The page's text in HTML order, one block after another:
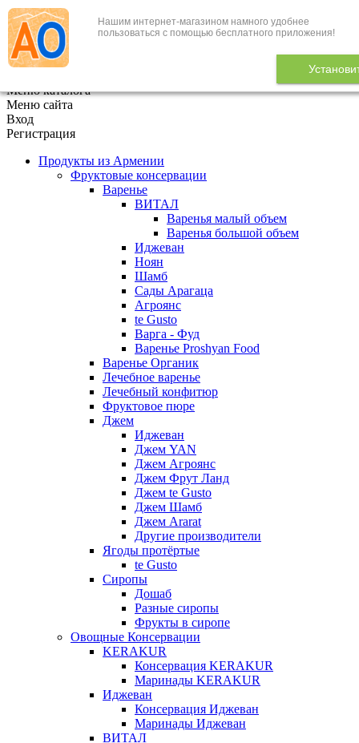
Нашим интернет-магазином намного удобнее
пользоваться с помощью бесплатного приложения!
+7 (495) 646-888-1
В корзине 0
Меню каталога
Меню сайта
Вход
Регистрация
Продукты из Армении
Фруктовые консервации
Варенье
ВИТАЛ
Варенья малый объем
Варенья большой объем
Иджеван
Ноян
Шамб
Сады Арагаца
Агроянс
te Gusto
Варга - Фуд
Варенье Proshyan Food
Варенье Органик
Лечебное варенье
Лечебный конфитюр
Фруктовое пюре
Джем
Иджеван
Джем YAN
Джем Агроянс
Джем Фрут Ланд
Джем te Gusto
Джем Шамб
Джем Ararat
Другие производители
Ягоды протёртые
te Gusto
Сиропы
Дошаб
Разные сиропы
Фрукты в сиропе
Овощные Консервации
KERAKUR
Консервация KERAKUR
Маринады KERAKUR
Иджеван
Консервация Иджеван
Маринады Иджеван
ВИТАЛ